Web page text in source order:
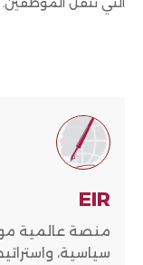
EIR
منصة عالمية
سياسية،